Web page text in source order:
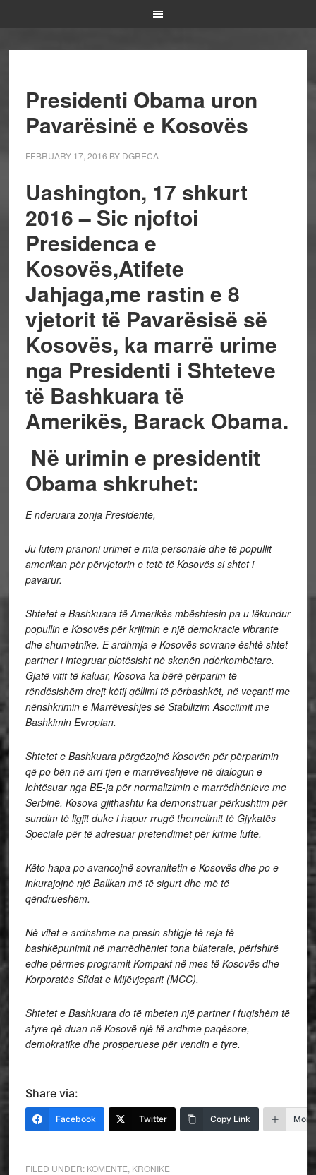
Presidenti Obama uron
Pavarësinë e Kosovës
FEBRUARY 17, 2016 BY DGRECA
Uashington, 17 shkurt
2016– Sic njoftoi
Presidenca e
Kosovës,Atifete
Jahjaga,me rastin e 8
vjetorit të Pavarësisë së
Kosovës, ka marrë urime
nga Presidenti i Shteteve
të Bashkuara të
Amerikës, Barack Obama.
Në urimin e presidentit
Obama shkruhet:
E nderuara zonja Presidente,
Ju lutem pranoni urimet e mia personale dhe të popullit
amerikan për përvjetorin e tetë të Kosovës si shtet i
pavarur.
Shtetet e Bashkuara të Amerikës mbështesin pa u lëkundur
popullin e Kosovës për krijimin e një demokracie vibrante
dhe shumetnike. E ardhmja e Kosovës sovrane është shtet
partner i integruar plotësisht në skenën ndërkombëtare.
Gjatë vitit të kaluar, Kosova ka bërë përparim të
rëndësishëm drejt këtij qëllimi të përbashkët, në veçanti me
nënshkrimin e Marrëveshjes së Stabilizim Asociimit me
Bashkimin Evropian.
Shtetet e Bashkuara përgëzojnë Kosovën për përparimin
që po bën në arri tjen e marrëveshjeve në dialogun e
lehtësuar nga BE-ja për normalizimin e marrëdhënieve me
Serbinë. Kosova gjithashtu ka demonstruar përkushtim për
sundim të ligjit duke i hapur rrugë themelimit të Gjykatës
Speciale për të adresuar pretendimet për krime lufte.
Këto hapa po avancojnë sovranitetin e Kosovës dhe po e
inkurajojnë një Ballkan më të sigurt dhe më të
qëndrueshëm.
Në vitet e ardhshme na presin shtigje të reja të
bashkëpunimit në marrëdhëniet tona bilaterale, përfshirë
edhe përmes programit Kompakt në mes të Kosovës dhe
Korporatës Sfidat e Mijëvjeçarit (MCC).
Shtetet e Bashkuara do të mbeten një partner i fuqishëm të
atyre që duan në Kosovë një të ardhme paqësore,
demokratike dhe prosperuese për vendin e tyre.
Share via:
Facebook Twitter Copy Link More
FILED UNDER: KOMENTE KRONIKE